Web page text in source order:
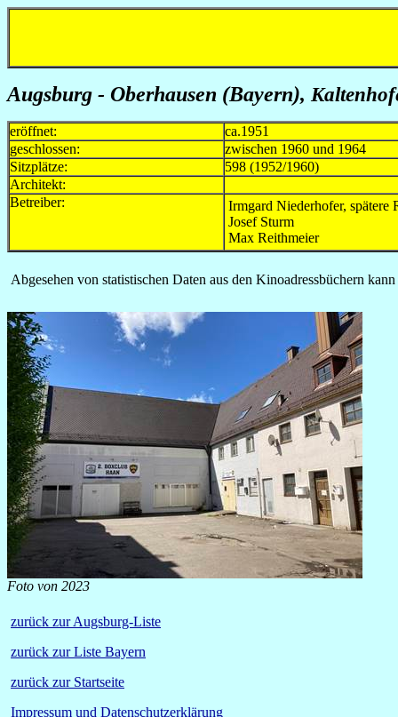
Augsburg - Oberhausen (Bayern),
eröffnet:
ca.1951
geschlossen:
zwischen 1960 und 1964
Sitzplätze:
598 (1952/1960)
Architekt:
Betreiber:
Irmgard Niederhofer, spätere
Josef Sturm
Max Reithmeier
Abgesehen von statistischen Daten aus den Kinoadressbüchern
Foto von 2023
zurück zur Augsburg-Liste
zurück zur Liste Bayern
zurück zur Startseite
Impressum und Datenschutzerklärung